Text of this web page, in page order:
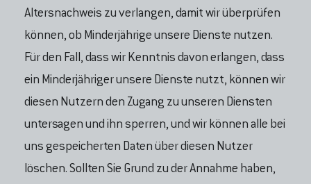
Altersnachweis zu verlangen, damit wir überprüfen
können, ob Minderjährige unsere Dienste nutzen.
Für den Fall, dass wir Kenntnis davon erlangen, dass
ein Minderjähriger unsere Dienste nutzt, können wir
diesen Nutzern den Zugang zu unseren Diensten
untersagen und ihn sperren, und wir können alle bei
uns gespeicherten Daten über diesen Nutzer
löschen. Sollten Sie Grund zu der Annahme haben,